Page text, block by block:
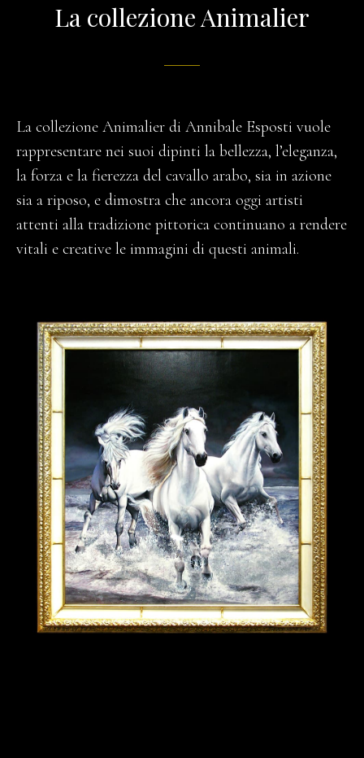
La collezione Animalier
La collezione Animalier di Annibale Esposti vuole
rappresentare nei suoi dipinti la bellezza, l’eleganza,
la forza e la fierezza del cavallo arabo, sia in azione
sia a riposo, e dimostra che ancora oggi artisti
attenti alla tradizione pittorica continuano a rendere
vitali e creative le immagini di questi animali.